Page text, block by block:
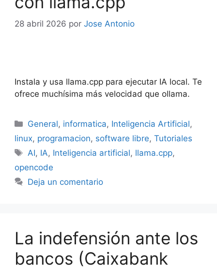
28 abril 2026 por Jose Antonio
Instala y usa llama.cpp para ejecutar IA local. Te
ofrece muchísima más velocidad que ollama.
Categorías
General, informatica, Inteligencia Artificial,
linux, programacion, software libre, Tutoriales
Etiquetas
AI, IA, Inteligencia artificial, llama.cpp,
opencode
Deja un comentario
La indefensión ante los
bancos (Caixabank